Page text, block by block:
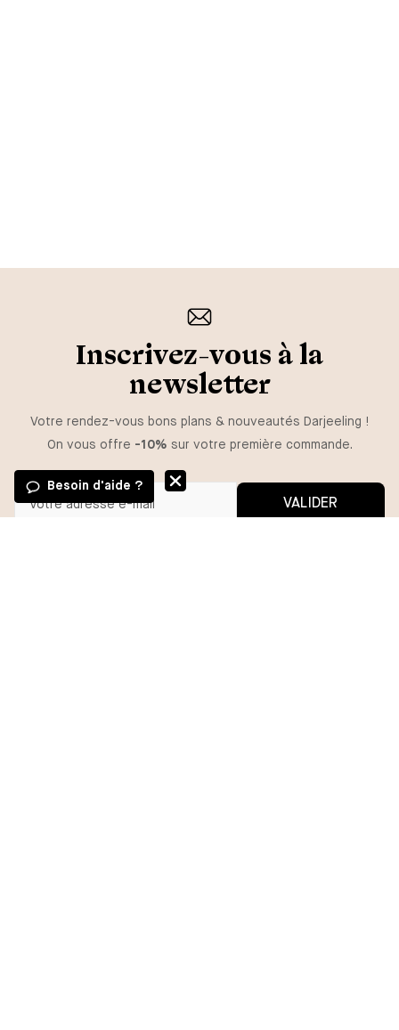
Inscrivez-vous à la
newsletter
Votre rendez-vous bons plans & nouveautés Darjeeling !
On vous offre -10% sur votre première commande.
VALIDER
Besoin d'aide ?